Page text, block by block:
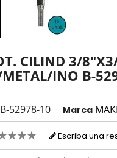
CILIND 3/
INO B-
B-52978-10 Marca
Escriba una